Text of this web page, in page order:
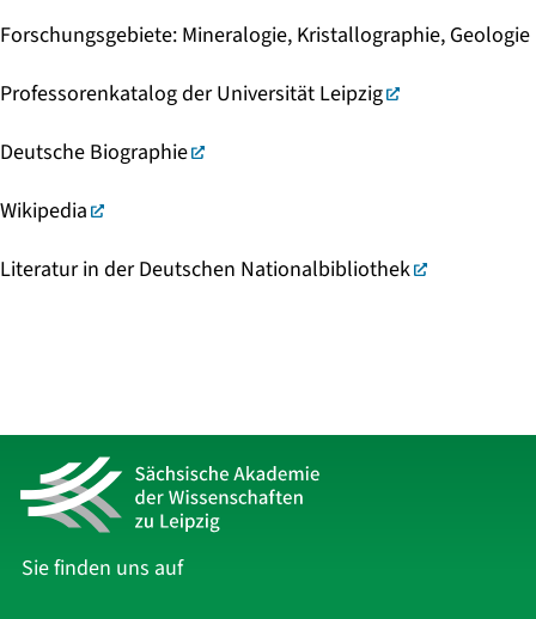
Forschungsgebiete: Mineralogie, Kristallographie, Geologie
Professorenkatalog der Universität Leipzig
Deutsche Biographie
Wikipedia
Literatur in der Deutschen Nationalbibliothek
Sie finden uns auf